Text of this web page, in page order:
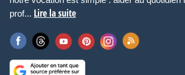
prof... Lire la suite